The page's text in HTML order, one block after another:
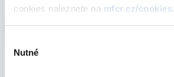
cookies naleznete na mfcr.cz/cookies.
souhlasu
Nutné
Vyberte